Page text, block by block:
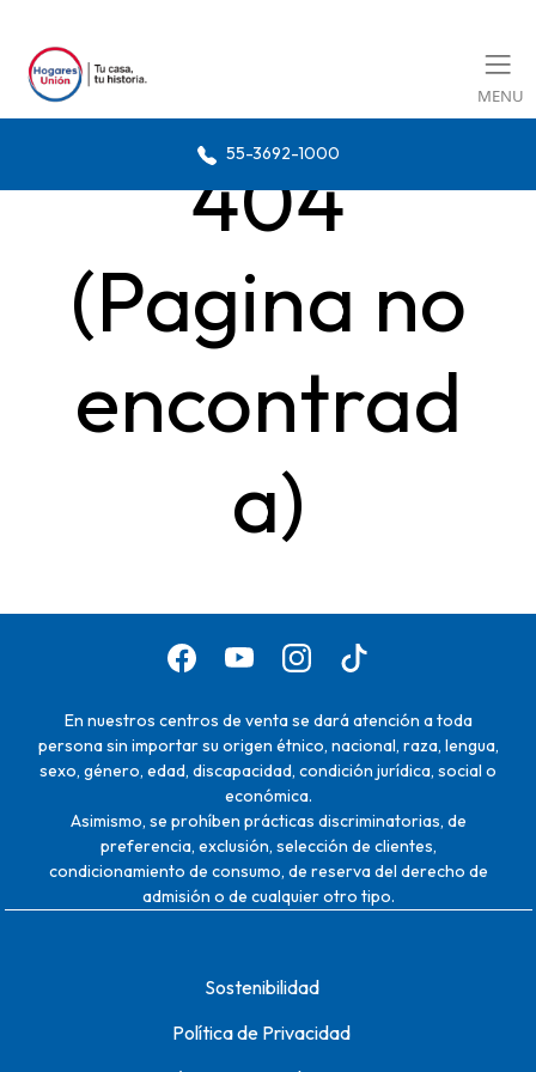
MENU
55-3692-1000
404
(Pagina no
encontrad
a)
En nuestros centros de venta se dará atención a toda
persona sin importar su origen étnico, nacional, raza, lengua,
sexo, género, edad, discapacidad, condición jurídica, social o
económica.
Asimismo, se prohíben prácticas discriminatorias, de
preferencia, exclusión, selección de clientes,
condicionamiento de consumo, de reserva del derecho de
admisión o de cualquier otro tipo.
Sostenibilidad
Política de Privacidad